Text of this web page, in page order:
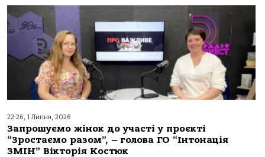
22:26, 1 Липня, 2026
Запрошуємо жінок до участі у проєкті
“Зростаємо разом”, – голова ГО “Інтонація
ЗМІН” Вікторія Костюк